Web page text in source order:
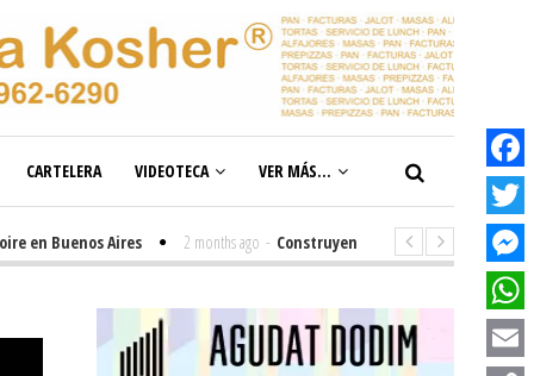
CARTELERA VIDEOTECA VER MÁS...
Aires 2 months ago - Construyendo el futuro de la inclusión en
Facebook
Twitter